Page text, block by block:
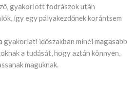
gyakorlott fodrászok után
így egy pályakezdőnek korántsem
gyakorlati időszakban minél magasabb
a tudását, hogy aztán könnyen,
maguknak.